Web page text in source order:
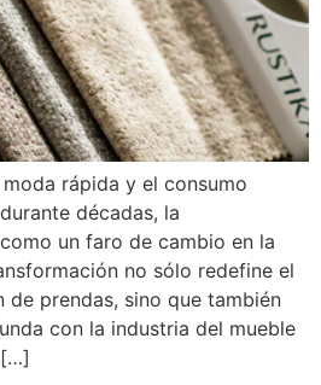
rápida y el consumo
décadas, la
un faro de cambio en la
no sólo redefine el
prendas, sino que también
con la industria del mueble
[…]